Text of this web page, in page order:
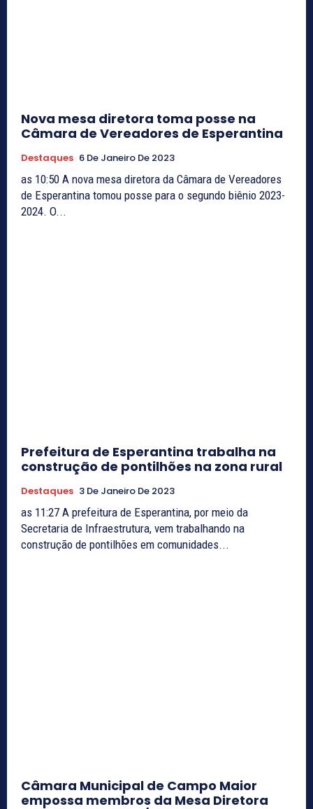
Nova mesa diretora toma posse na
Câmara de Vereadores de Esperantina
Destaques 6 De Janeiro De 2023
as 10:50 A nova mesa diretora da Câmara de Vereadores
de Esperantina tomou posse para o segundo biênio 2023-
2024. O...
Prefeitura de Esperantina trabalha na
construção de pontilhões na zona rural
Destaques 3 De Janeiro De 2023
as 11:27 A prefeitura de Esperantina, por meio da
Secretaria de Infraestrutura, vem trabalhando na
construção de pontilhões em comunidades...
Câmara Municipal de Campo Maior
empossa membros da Mesa Diretora